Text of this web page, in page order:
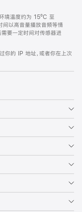
境温度约为 15ºC 至
以高音量播放音频等情
要一定时间对传感器进
你的 IP 地址，或者你在上次